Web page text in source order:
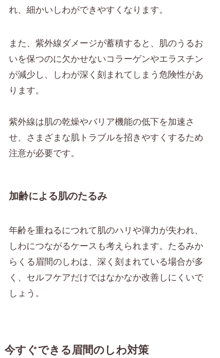
れ、細かいしわができやすくなります。
また、紫外線ダメージが蓄積すると、肌のうるお
いを保つのに欠かせないコラーゲンやエラスチン
が減少し、しわが深く刻まれてしまう危険性があ
ります。
紫外線は肌の乾燥やバリア機能の低下を加速さ
せ、さまざまな肌トラブルを招きやすくするため
注意が必要です。
加齢による肌のたるみ
年齢を重ねるにつれて肌のハリや弾力が失われ、
しわにつながるケースも考えられます。たるみか
らくる眉間のしわは、深く刻まれている場合が多
く、セルフケアだけではなかなか改善しにくいで
しょう。
今すぐできる眉間のしわ対策